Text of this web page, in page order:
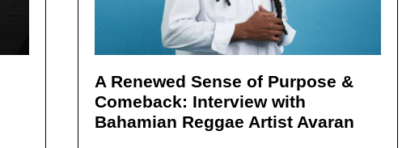
A Renewed Sense of Purpose &
Comeback: Interview with
Bahamian Reggae Artist Avaran